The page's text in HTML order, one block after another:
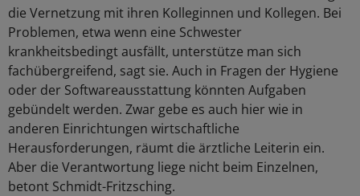
die Vernetzung mit ihren Kolleginnen und Kollegen. Bei
Problemen, etwa wenn eine Schwester
krankheitsbedingt ausfällt, unterstütze man sich
fachübergreifend, sagt sie. Auch in Fragen der Hygiene
oder der Softwareausstattung könnten Aufgaben
gebündelt werden. Zwar gebe es auch hier wie in
anderen Einrichtungen wirtschaftliche
Herausforderungen, räumt die ärztliche Leiterin ein.
Aber die Verantwortung liege nicht beim Einzelnen,
betont Schmidt-Fritzsching.